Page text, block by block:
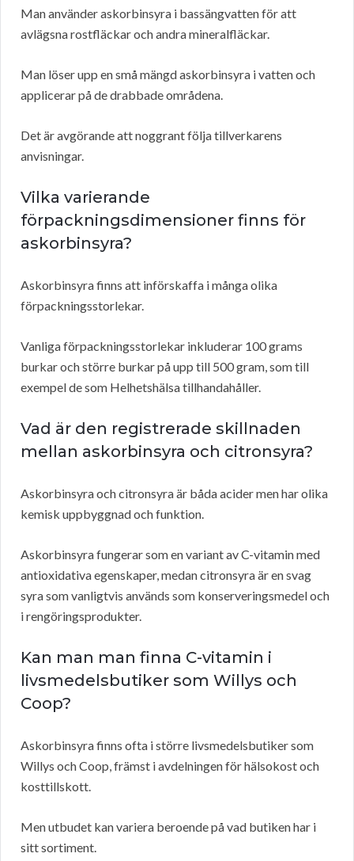
Man använder askorbinsyra i bassängvatten för att
avlägsna rostfläckar och andra mineralfläckar.
Man löser upp en små mängd askorbinsyra i vatten och
applicerar på de drabbade områdena.
Det är avgörande att noggrant följa tillverkarens
anvisningar.
Vilka varierande
förpackningsdimensioner finns för
askorbinsyra?
Askorbinsyra finns att införskaffa i många olika
förpackningsstorlekar.
Vanliga förpackningsstorlekar inkluderar 100 grams
burkar och större burkar på upp till 500 gram, som till
exempel de som Helhetshälsa tillhandahåller.
Vad är den registrerade skillnaden
mellan askorbinsyra och citronsyra?
Askorbinsyra och citronsyra är båda acider men har olika
kemisk uppbyggnad och funktion.
Askorbinsyra fungerar som en variant av C-vitamin med
antioxidativa egenskaper, medan citronsyra är en svag
syra som vanligtvis används som konserveringsmedel och
i rengöringsprodukter.
Kan man man finna C-vitamin i
livsmedelsbutiker som Willys och
Coop?
Askorbinsyra finns ofta i större livsmedelsbutiker som
Willys och Coop, främst i avdelningen för hälsokost och
kosttillskott.
Men utbudet kan variera beroende på vad butiken har i
sitt sortiment.